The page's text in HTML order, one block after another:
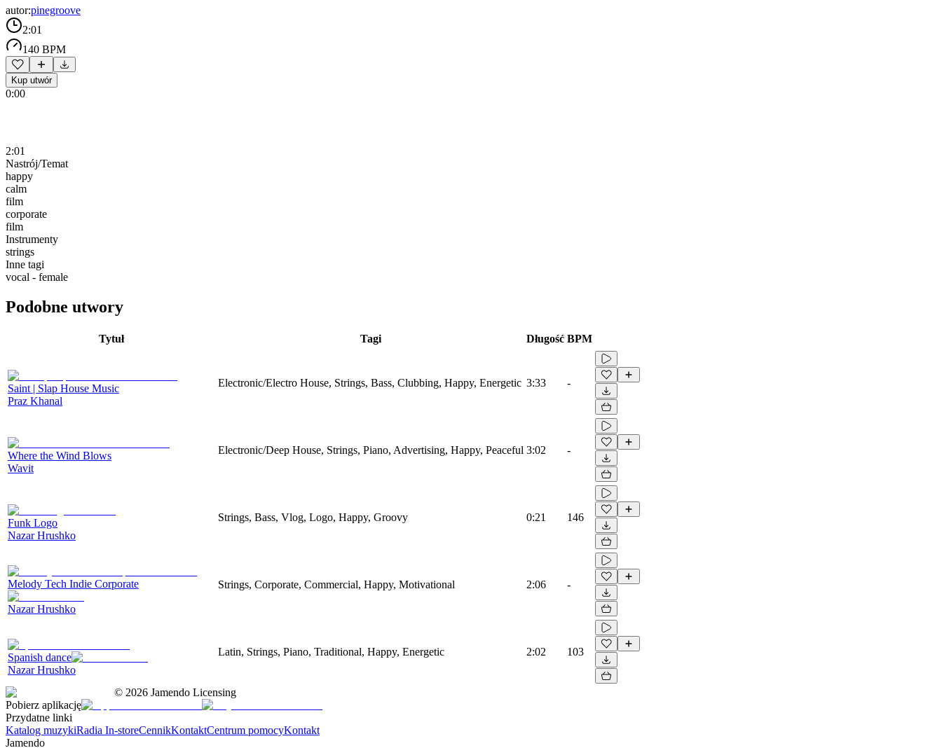
autor:pinegroove
2:01
140 BPM
Kup utwór
0:00
2:01
Nastrój/Temat
happy
calm
film
corporate
film
Instrumenty
strings
Inne tagi
vocal - female
Podobne utwory
Tytuł Tagi Długość BPM
Saint | Slap House Music
Praz Khanal
Electronic/Electro House, Strings, Bass, Clubbing, Happy, Energetic 3:33 -
Where the Wind Blows
Wavit
Electronic/Deep House, Strings, Piano, Advertising, Happy, Peaceful 3:02 -
Funk Logo
Nazar Hrushko
Strings, Bass, Vlog, Logo, Happy, Groovy 0:21 146
Melody Tech Indie Corporate
Nazar Hrushko
Strings, Corporate, Commercial, Happy, Motivational 2:06 -
Spanish dance
Nazar Hrushko
Latin, Strings, Piano, Traditional, Happy, Energetic 2:02 103
© 2026 Jamendo Licensing
Pobierz aplikację
Przydatne linki
Katalog muzykiRadia In-storeCennikKontaktCentrum pomocyKontakt
Jamendo